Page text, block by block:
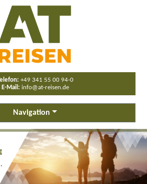
+49 341 55 00 94-0
E-Mail: info@at-reisen.de
Navigation